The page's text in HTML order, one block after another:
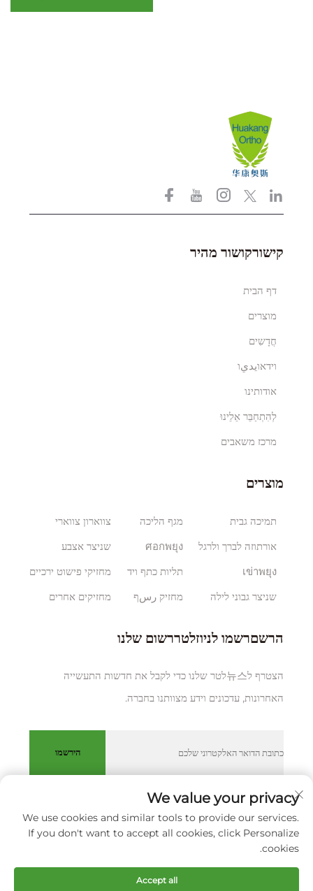
קישורקושור מהיר
דף הבית
מוצרים
חֲדָשִים
וידאוيديו
אודותינו
לְהִתְחַבֵּר אֵלֵינוּ
מרכז משאבים
מוצרים
תמיכה גבית
אורתוזה לברך ולרגל
เข่าพยุง
שניצר גבוני לילה
מגף הליכה
ศอกพยุง
תליות כתף ויד
מחזיק رسף
צווארון צווארי
שניצר אצבע
מחזיקי פישוט ירכיים
מחזיקים אחרים
הרשםרשמו לניוזלטררשום שלנו
הצטרף ל뉴스לטר שלנו כדי לקבל את חדשות התעשייה
האחרונות, עדכונים וידע מצוותנו בחברה.
הירשמו
כל הזכויות שמורות © XIAMEN HUAKANG ORTHOPEDIC CO.,
LTD. מדיניות הפרטיות
גלול למעלה
We value your privacy
We use cookies and similar tools to provide our services.
If you don't want to accept all cookies, click Personalize
cookies.
Accept all